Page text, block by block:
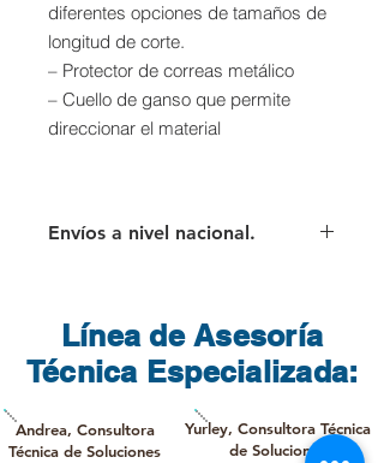
diferentes opciones de tamaños de
longitud de corte.
– Protector de correas metálico
– Cuello de ganso que permite
direccionar el material
Envíos a nivel nacional.
flete que cobra directamente la
transportadora.
Línea de Asesoría
Técnica Especializada:
Andrea, Consultora
Técnica de Soluciones
Yurley, Consultora Técnica
de Soluciones